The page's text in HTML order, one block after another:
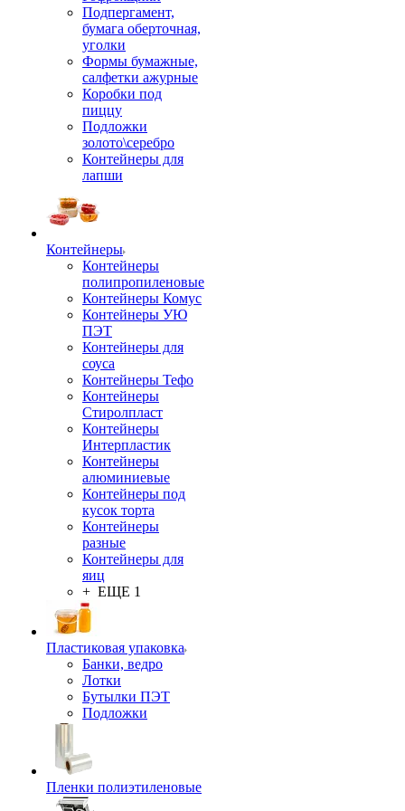
Подпергамент,
бумага оберточная,
уголки
Формы бумажные,
салфетки ажурные
Коробки под
пиццу
Подложки
золото\серебро
Контейнеры для
лапши
Контейнеры
Контейнеры
полипропиленовые
Контейнеры Комус
Контейнеры УЮ
ПЭТ
Контейнеры для
соуса
Контейнеры Тефо
Контейнеры
Стиролпласт
Контейнеры
Интерпластик
Контейнеры
алюминиевые
Контейнеры под
кусок торта
Контейнеры
разные
Контейнеры для
яиц
+ ЕЩЕ 1
Пластиковая упаковка
Банки, ведро
Лотки
Бутылки ПЭТ
Подложки
Пленки полиэтиленовые